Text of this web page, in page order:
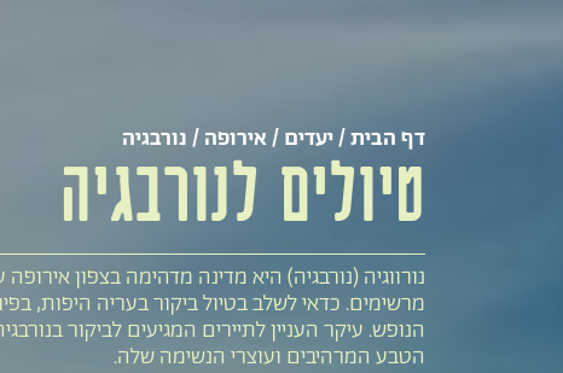
דף הבית/יעדים/אירופה/ נורבגיה
טיולים לנורבגיה
נורווגיה (נורבגיה) היא מדינה מדהימה בצפון
מרשימים. כדאי לשלב בטיול ביקור בעריה היפות,
הנופש. עיקר העניין לתיירים המגיעים לביקור
הטבע המרהיבים ועוצרי הנשימה שלה.